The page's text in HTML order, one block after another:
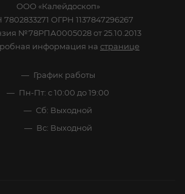
ООО «Калейдоскоп»
ОГРН 1137847296267
№78РПА0005028 от 25.10.2013
информация на странице
График работы
Пн-Пт: с 10:00 до 19:00
Сб: Выходной
Вс: Выходной